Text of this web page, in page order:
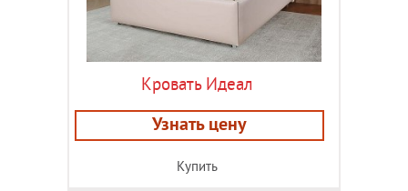
Кровать Идеал
Узнать цену
Купить